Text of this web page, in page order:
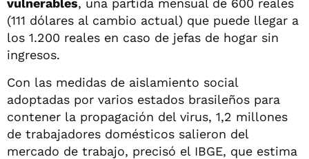
(111 dólares al cambio actual) que puede llegar a
los 1.200 reales en caso de jefas de hogar sin
ingresos.
Con las medidas de aislamiento social
adoptadas por varios estados brasileños para
contener la propagación del virus, 1,2 millones
de trabajadores domésticos salieron del
mercado de trabajo, precisó el IBGE, que estima